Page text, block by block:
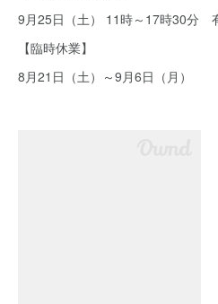
9月25日（土） 11時～17時30分
【臨時休業】
8月21日（土）～9月6日（月）